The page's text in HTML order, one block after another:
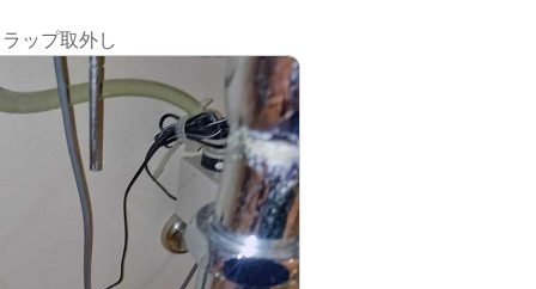
ップ取外し